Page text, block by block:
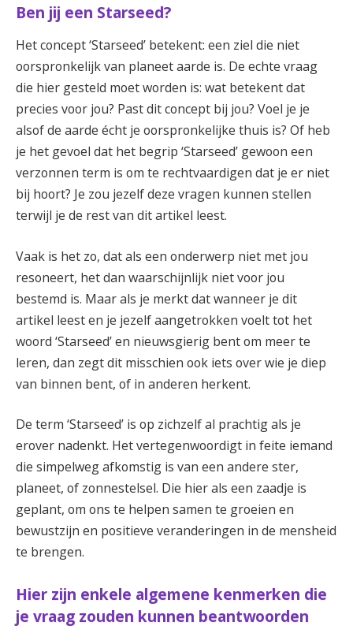
Ben jij een Starseed?
Het concept ‘Starseed’ betekent: een ziel die niet
oorspronkelijk van planeet aarde is. De echte vraag
die hier gesteld moet worden is: wat betekent dat
precies voor jou? Past dit concept bij jou? Voel je je
alsof de aarde écht je oorspronkelijke thuis is? Of heb
je het gevoel dat het begrip ‘Starseed’ gewoon een
verzonnen term is om te rechtvaardigen dat je er niet
bij hoort? Je zou jezelf deze vragen kunnen stellen
terwijl je de rest van dit artikel leest.
Vaak is het zo, dat als een onderwerp niet met jou
resoneert, het dan waarschijnlijk niet voor jou
bestemd is. Maar als je merkt dat wanneer je dit
artikel leest en je jezelf aangetrokken voelt tot het
woord ‘Starseed’ en nieuwsgierig bent om meer te
leren, dan zegt dit misschien ook iets over wie je diep
van binnen bent, of in anderen herkent.
De term ‘Starseed’ is op zichzelf al prachtig als je
erover nadenkt. Het vertegenwoordigt in feite iemand
die simpelweg afkomstig is van een andere ster,
planeet, of zonnestelsel. Die hier als een zaadje is
geplant, om ons te helpen samen te groeien en
bewustzijn en positieve veranderingen in de mensheid
te brengen.
Hier zijn enkele algemene kenmerken die
je vraag zouden kunnen beantwoorden